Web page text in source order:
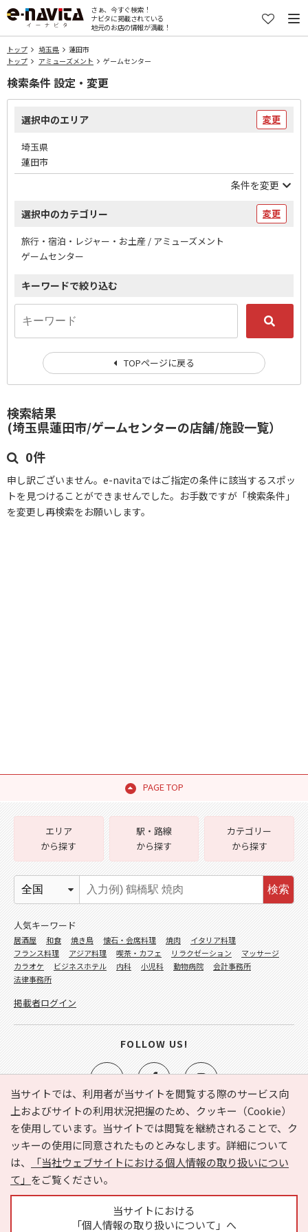
さぁ、今すぐ検索！
ナビタに掲載されている
地元のお店の情報が満載！
トップ 埼玉県
蓮田市
トップ
アミューズメント ゲームセンター
検索結果
(埼玉県蓮田市/ゲームセンターの店舗/施設一覧）
0件
申し訳ございません。e-navitaではご指定の条件に該当するスポッ
トを見つけることができませんでした。お手数ですが「検索条件」
を変更し再検索をお願いします。
検索条件 設定・変更
選択中のエリア 変更
埼玉県
蓮田市
条件を変更
選択中のカテゴリー 変更
旅行・宿泊・レジャー・お土産 / アミューズメント
ゲームセンター
キーワードで絞り込む
TOPページに戻る
PAGE TOP
当サイトでは、利用者が当サイトを閲覧する際のサービス向
上およびサイトの利用状況把握のため、クッキー（Cookie）
を使用しています。当サイトでは閲覧を継続されることで、ク
ッキーの使用に同意されたものとみなします。詳細について
は、
「当社ウェブサイトにおける個人情報の取り扱いについ
て」 をご覧ください。
当サイトにおける
「個人情報の取り扱いについて」へ
e-NAVITA（イーナビタ）とは？ お気に入り
ヘルプ
利用規約
個人情報の取り扱いについて
運営会社
サイトマップ
広告掲載に関するお問い合わせ
エリア
から探す
駅・路線
から探す
カテゴリー
から探す
検索
人気キーワード
居酒屋 和食 焼き鳥 懐石・会席料理 焼肉
イタリア料理
フランス料理
アジア料理 喫茶・カフェ リラクゼーション
マッサージ
カラオケ
ビジネスホテル 内科 小児科 動物病院
会計事務所
法律事務所
掲載者ログイン
FOLLOW US!